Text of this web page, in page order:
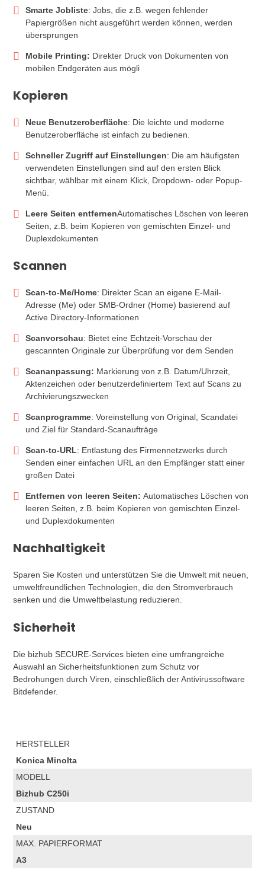
Smarte Jobliste: Jobs, die z.B. wegen fehlender
Papiergrößen nicht ausgeführt werden können, werden
übersprungen
Mobile Printing: Direkter Druck von Dokumenten von
mobilen Endgeräten aus mögli
Kopieren
Neue Benutzeroberfläche: Die leichte und moderne
Benutzeroberfläche ist einfach zu bedienen.
Schneller Zugriff auf Einstellungen: Die am häufigsten
verwendeten Einstellungen sind auf den ersten Blick
sichtbar, wählbar mit einem Klick, Dropdown- oder Popup-
Menü.
Leere Seiten entfernenAutomatisches Löschen von leeren
Seiten, z.B. beim Kopieren von gemischten Einzel- und
Duplexdokumenten
Scannen
Scan-to-Me/Home: Direkter Scan an eigene E-Mail-
Adresse (Me) oder SMB-Ordner (Home) basierend auf
Active Directory-Informationen
Scanvorschau: Bietet eine Echtzeit-Vorschau der
gescannten Originale zur Überprüfung vor dem Senden
Scananpassung: Markierung von z.B. Datum/Uhrzeit,
Aktenzeichen oder benutzerdefiniertem Text auf Scans zu
Archivierungszwecken
Scanprogramme: Voreinstellung von Original, Scandatei
und Ziel für Standard-Scanaufträge
Scan-to-URL: Entlastung des Firmennetzwerks durch
Senden einer einfachen URL an den Empfänger statt einer
großen Datei
Entfernen von leeren Seiten:Automatisches Löschen von
leeren Seiten, z.B. beim Kopieren von gemischten Einzel-
und Duplexdokumenten
Nachhaltigkeit
Sparen Sie Kosten und unterstützen Sie die Umwelt mit neuen,
umweltfreundlichen Technologien, die den Stromverbrauch
senken und die Umweltbelastung reduzieren.
Sicherheit
Die bizhub SECURE-Services bieten eine umfrangreiche
Auswahl an Sicherheitsfunktionen zum Schutz vor
Bedrohungen durch Viren, einschließlich der Antivirussoftware
Bitdefender.
HERSTELLER
Konica Minolta
MODELL
Bizhub C250i
ZUSTAND
Neu
MAX. PAPIERFORMAT
A3